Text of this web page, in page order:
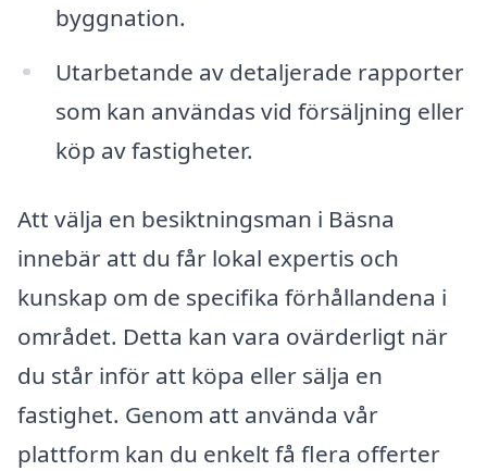
byggnation.
Utarbetande av detaljerade rapporter
som kan användas vid försäljning eller
köp av fastigheter.
Att välja en besiktningsman i Bäsna
innebär att du får lokal expertis och
kunskap om de specifika förhållandena i
området. Detta kan vara ovärderligt när
du står inför att köpa eller sälja en
fastighet. Genom att använda vår
plattform kan du enkelt få flera offerter